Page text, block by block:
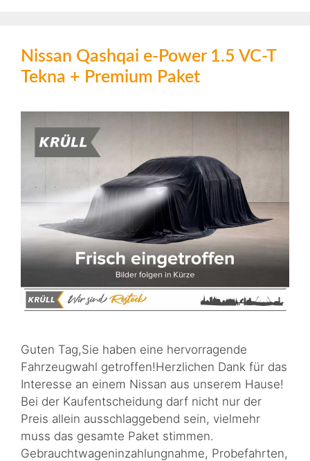
Nissan Qashqai e-Power 1.5 VC-T
Tekna + Premium Paket
Guten Tag,Sie haben eine hervorragende
Fahrzeugwahl getroffen!Herzlichen Dank für das
Interesse an einem Nissan aus unserem Hause!
Bei der Kaufentscheidung darf nicht nur der
Preis allein ausschlaggebend sein, vielmehr
muss das gesamte Paket stimmen.
Gebrauchtwageninzahlungnahme, Probefahrten,